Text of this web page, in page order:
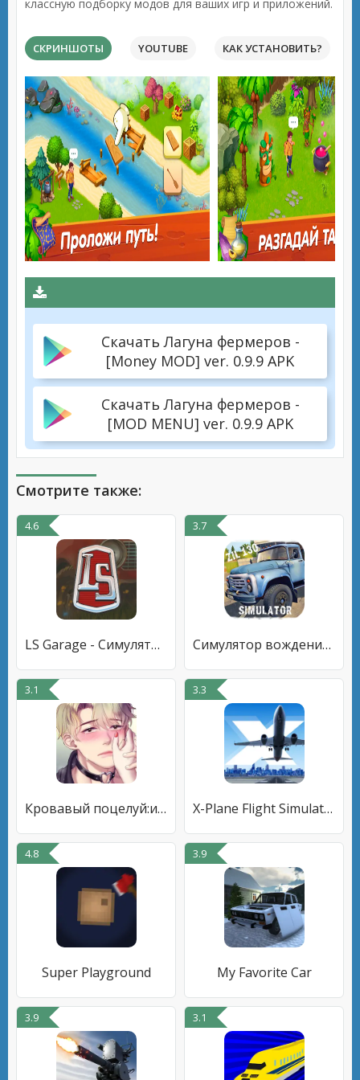
классную подборку модов для ваших игр и приложений.
СКРИНШОТЫ YOUTUBE КАК УСТАНОВИТЬ?
Скачать Лагуна фермеров -
[Money MOD] ver. 0.9.9 APK
Скачать Лагуна фермеров -
[MOD MENU] ver. 0.9.9 APK
Смотрите также:
4.6
LS Garage - Симулятор тюнинга
3.7
Симулятор вождения ЗИЛ 130
3.1
Кровавый поцелуй:история игры
3.3
X-Plane Flight Simulator
4.8
Super Playground
3.9
My Favorite Car
3.9 3.1